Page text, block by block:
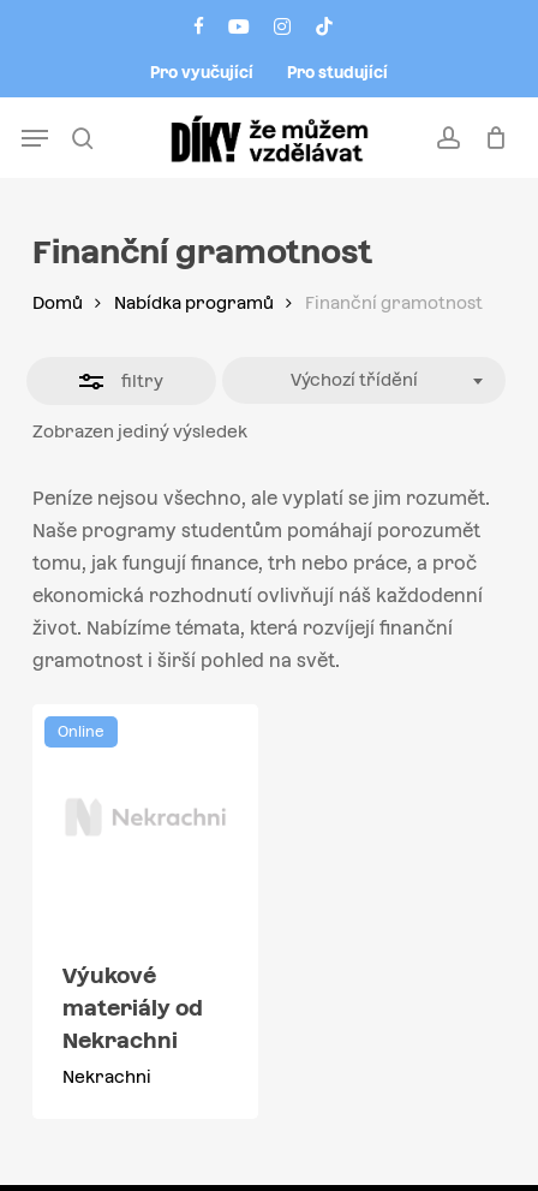
facebookyoutubeinstagram
tiktok
Pro vyučující Pro studující
account
Menu
Finanční gramotnost
Domů Nabídka programů Finanční gramotnost
filtry
Zobrazen jediný výsledek
Výchozí třídění
Peníze nejsou všechno, ale vyplatí se jim rozumět.
Naše programy studentům pomáhají porozumět
tomu, jak fungují finance, trh nebo práce, a proč
ekonomická rozhodnutí ovlivňují náš každodenní
život. Nabízíme témata, která rozvíjejí finanční
gramotnost i širší pohled na svět.
Online
Výukové
materiály od
Nekrachni
Nekrachni